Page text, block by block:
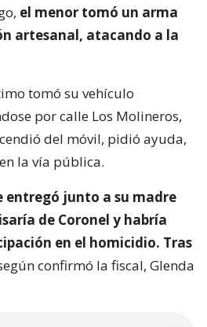
el menor tomó un arma
artesanal, atacando a la
tomó su vehículo
por calle Los Molineros,
del móvil, pidió ayuda,
la vía pública.
entregó junto a su madre
de Coronel y habría
en el homicidio. Tras
confirmó la fiscal, Glenda